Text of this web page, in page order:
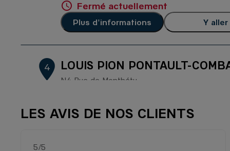
Fermé actuellement
Plus d'informations Y aller
4 LOUIS PION PONTAULT-
N4 Rue de Monthéty
Fermé actuellement
LES AVIS DE NOS CLIENTS
5/5